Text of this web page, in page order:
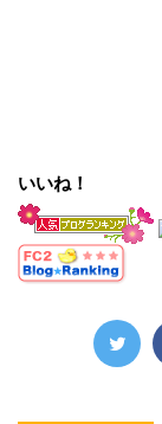
いいね！